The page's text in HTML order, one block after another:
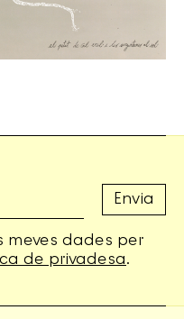
meves dades per
de privadesa.